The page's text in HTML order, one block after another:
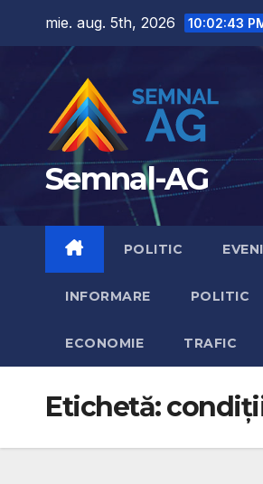
mie. aug. 5th, 2026 10:02:45
Semnal-AG
POLITIC
INFORMARE POLITIC
ECONOMIE TRAFIC
Etichetă: